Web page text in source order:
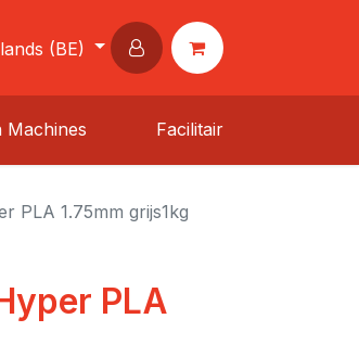
(BE)
Machines Facilitair
PLA 1.75mm grijs1kg
PLA